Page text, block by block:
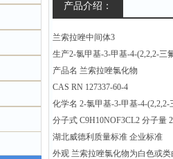
产品介绍：
兰索拉唑中间体3
生产2-氯甲基-3-甲基-4-(2,2,2-
产品名 兰索拉唑氯化物
CAS RN 127337-60-4
化学名 2-氯甲基-3-甲基-4-
分子式 C9H10NOF3CL2 分子量
湖北威德利质量标准 企业标准
外观 兰索拉唑氯化物为白色或